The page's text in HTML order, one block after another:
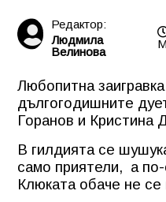
Редактор:
Людмила
Велинова
Любопитна
дългогодишните
Горанов и Кристина
В гилдията се
само приятели, а
Клюката обаче не